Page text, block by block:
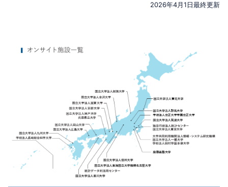
2026年4月1日最終更新